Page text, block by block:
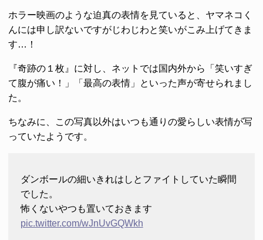
ホラー映画のような迫真の表情を見ていると、ヤマネコく
んには申し訳ないですがじわじわと笑いがこみ上げてきま
す…！
『奇跡の１枚』に対し、ネットでは国内外から「笑いすぎ
て腹が痛い！」「最高の表情」といった声が寄せられまし
た。
ちなみに、この写真以外はいつも通りの愛らしい表情が写
っていたようです。
ダンボールの細いきれはしとファイトしていた瞬間
でした。
怖くないやつも置いておきます
pic.twitter.com/wJnUvGQWkh